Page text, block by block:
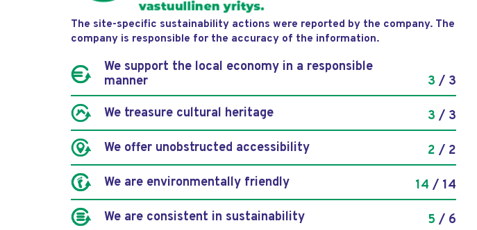
The site-specific sustainability actions were reported by the company. The
company is responsible for the accuracy of the information.
We support the local economy in a responsible
manner
3 / 3
We treasure cultural heritage
3 / 3
We offer unobstructed accessibility
2 / 2
We are environmentally friendly
14 / 14
We are consistent in sustainability
5 / 6